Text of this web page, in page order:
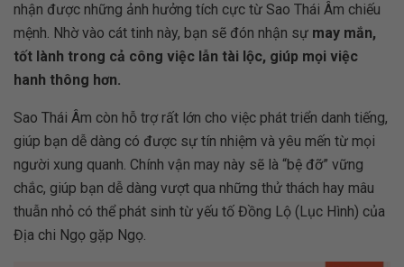
nhận được những ảnh hưởng tích cực từ Sao Thái Âm chiếu
mệnh. Nhờ vào cát tinh này, bạn sẽ đón nhận sự may mắn,
tốt lành trong cả công việc lẫn tài lộc, giúp mọi việc
hanh thông hơn.
Sao Thái Âm còn hỗ trợ rất lớn cho việc phát triển danh tiếng,
giúp bạn dễ dàng có được sự tín nhiệm và yêu mến từ mọi
người xung quanh. Chính vận may này sẽ là “bệ đỡ” vững
chắc, giúp bạn dễ dàng vượt qua những thử thách hay mâu
thuẫn nhỏ có thể phát sinh từ yếu tố Đồng Lộ (Lục Hình) của
Địa chi Ngọ gặp Ngọ.